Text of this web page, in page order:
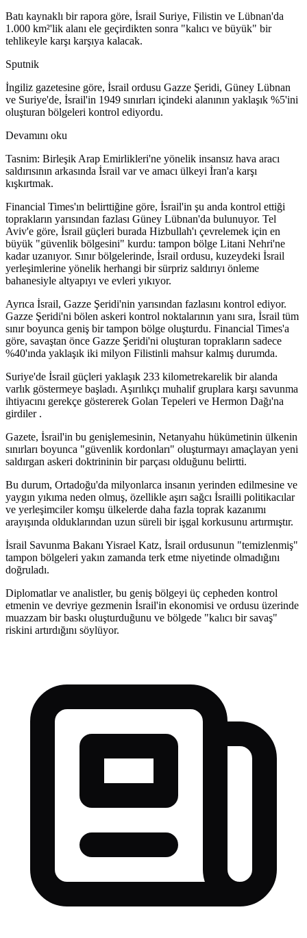
Batı kaynaklı bir rapora göre, İsrail Suriye, Filistin ve Lübnan'da
1.000 km²'lik alanı ele geçirdikten sonra "kalıcı ve büyük" bir
tehlikeyle karşı karşıya kalacak.
Sputnik
İngiliz gazetesine göre, İsrail ordusu Gazze Şeridi, Güney Lübnan
ve Suriye'de, İsrail'in 1949 sınırları içindeki alanının yaklaşık %5'ini
oluşturan bölgeleri kontrol ediyordu.
Devamını oku
Tasnim: Birleşik Arap Emirlikleri'ne yönelik insansız hava aracı
saldırısının arkasında İsrail var ve amacı ülkeyi İran'a karşı
kışkırtmak.
Financial Times'ın belirttiğine göre, İsrail'in şu anda kontrol ettiği
toprakların yarısından fazlası Güney Lübnan'da bulunuyor. Tel
Aviv'e göre, İsrail güçleri burada Hizbullah'ı çevrelemek için en
büyük "güvenlik bölgesini" kurdu: tampon bölge Litani Nehri'ne
kadar uzanıyor. Sınır bölgelerinde, İsrail ordusu, kuzeydeki İsrail
yerleşimlerine yönelik herhangi bir sürpriz saldırıyı önleme
bahanesiyle altyapıyı ve evleri yıkıyor.
Ayrıca İsrail, Gazze Şeridi'nin yarısından fazlasını kontrol ediyor.
Gazze Şeridi'ni bölen askeri kontrol noktalarının yanı sıra, İsrail tüm
sınır boyunca geniş bir tampon bölge oluşturdu. Financial Times'a
göre, savaştan önce Gazze Şeridi'ni oluşturan toprakların sadece
%40'ında yaklaşık iki milyon Filistinli mahsur kalmış durumda.
Suriye'de İsrail güçleri yaklaşık 233 kilometrekarelik bir alanda
varlık göstermeye başladı. Aşırılıkçı muhalif gruplara karşı savunma
ihtiyacını gerekçe göstererek Golan Tepeleri ve Hermon Dağı'na
girdiler .
Gazete, İsrail'in bu genişlemesinin, Netanyahu hükümetinin ülkenin
sınırları boyunca "güvenlik kordonları" oluşturmayı amaçlayan yeni
saldırgan askeri doktrininin bir parçası olduğunu belirtti.
Bu durum, Ortadoğu'da milyonlarca insanın yerinden edilmesine ve
yaygın yıkıma neden olmuş, özellikle aşırı sağcı İsrailli politikacılar
ve yerleşimciler komşu ülkelerde daha fazla toprak kazanımı
arayışında olduklarından uzun süreli bir işgal korkusunu artırmıştır.
İsrail Savunma Bakanı Yisrael Katz, İsrail ordusunun "temizlenmiş"
tampon bölgeleri yakın zamanda terk etme niyetinde olmadığını
doğruladı.
Diplomatlar ve analistler, bu geniş bölgeyi üç cepheden kontrol
etmenin ve devriye gezmenin İsrail'in ekonomisi ve ordusu üzerinde
muazzam bir baskı oluşturduğunu ve bölgede "kalıcı bir savaş"
riskini artırdığını söylüyor.